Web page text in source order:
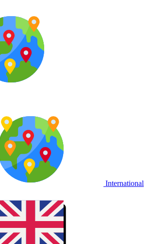
International